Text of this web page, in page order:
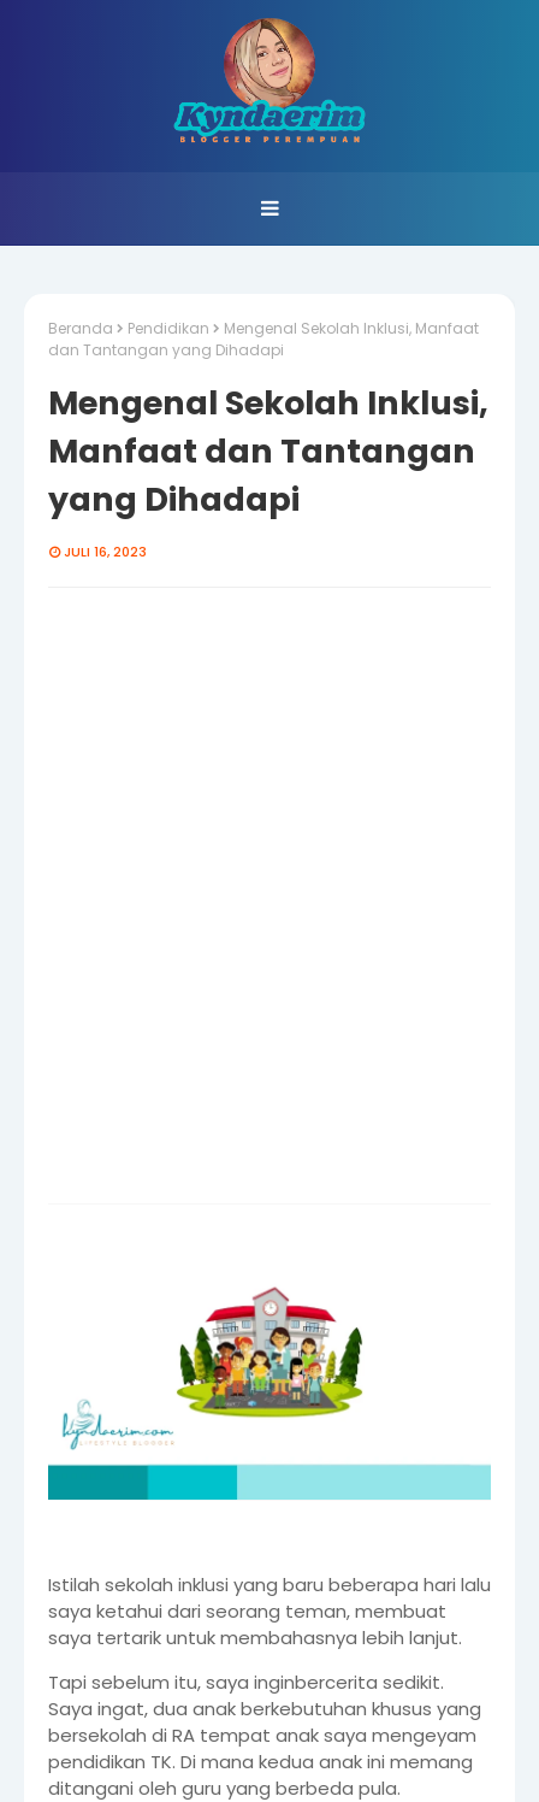
Beranda Pendidikan
Mengenal Sekolah Inklusi, Manfaat
dan Tantangan yang Dihadapi
Mengenal Sekolah Inklusi,
Manfaat dan Tantangan
yang Dihadapi
JULI 16, 2023
Istilah sekolah inklusi yang baru beberapa hari lalu
saya ketahui dari seorang teman, membuat
saya tertarik untuk membahasnya lebih lanjut.
Tapi sebelum itu, saya inginbercerita sedikit.
Saya ingat, dua anak berkebutuhan khusus yang
bersekolah di RA tempat anak saya mengeyam
pendidikan TK. Di mana kedua anak ini memang
ditangani oleh guru yang berbeda pula.